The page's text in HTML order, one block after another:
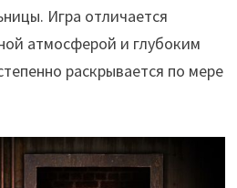
Игра отличается
атмосферой и глубоким
раскрывается по мере